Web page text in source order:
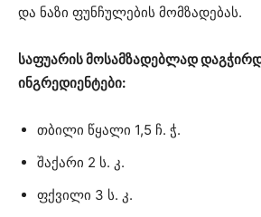
და ნაზი ფუნჩულების მომზადებას.
საფუარის მოსამზადებლად
ინგრედიენტები:
თბილი წყალი 1,5 ჩ. ჭ.
შაქარი 2 ს. კ.
ფქვილი 3 ს. კ.